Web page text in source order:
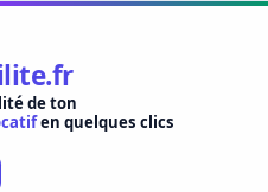
de ton
en quelques clics